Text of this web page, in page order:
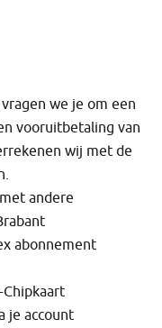
we je om een
vooruitbetaling van
wij met de
andere
abonnement
Chipkaart
je account